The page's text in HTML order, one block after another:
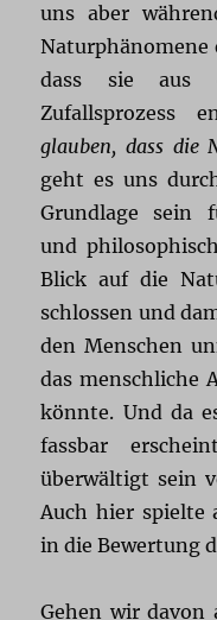
uns aber
Naturphänomene
dass sie aus
Zufallsprozess
glauben, dass die
geht es uns
Grundlage sein
und
Blick auf die
schlossen und
den Menschen
das menschliche
könnte. Und da
fassbar
überwältigt sein
Auch hier spielte
in die Bewertung
Gehen wir davon